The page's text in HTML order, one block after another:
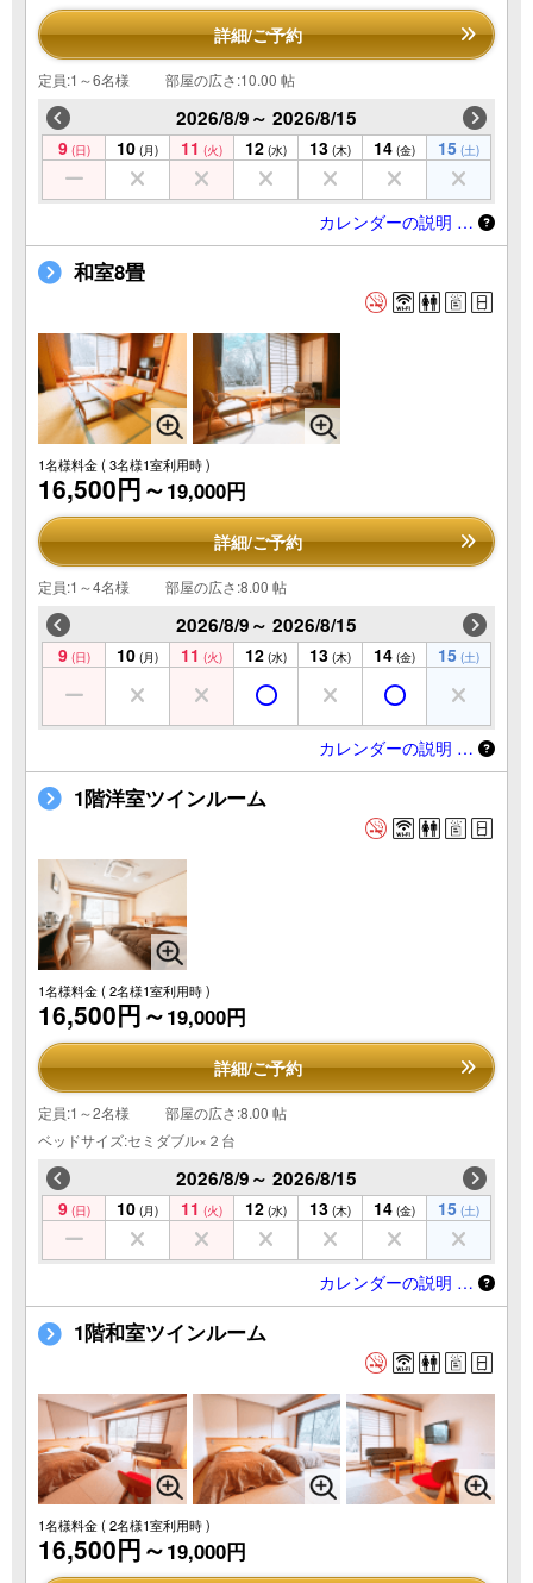
詳細/ご予約
定員:1～6名様 部屋の広さ:10.00 帖
2026/8/9～ 2026/8/15
9 (日) 10 (月) 11 (火) 12 (水) 13 (木) 14 (金) 15 (土)
カレンダーの説明 …
和室8畳
1名様料金( 3名様1室利用時 )
16,500円～19,000円
詳細/ご予約
定員:1～4名様 部屋の広さ:8.00 帖
2026/8/9～ 2026/8/15
9 (日) 10 (月) 11 (火) 12 (水) 13 (木) 14 (金) 15 (土)
カレンダーの説明 …
1階洋室ツインルーム
1名様料金( 2名様1室利用時 )
16,500円～19,000円
詳細/ご予約
定員:1～2名様
部屋の広さ:8.00 帖
ベッドサイズ:セミダブル×２台
2026/8/9～ 2026/8/15
9 (日) 10 (月) 11 (火) 12 (水) 13 (木) 14 (金) 15 (土)
カレンダーの説明 …
1階和室ツインルーム
1名様料金( 2名様1室利用時 )
16,500円～19,000円